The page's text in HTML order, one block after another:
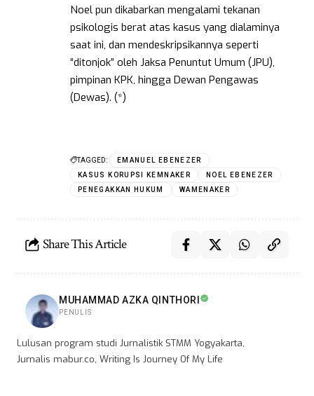
Noel pun dikabarkan mengalami tekanan
psikologis berat atas kasus yang dialaminya
saat ini, dan mendeskripsikannya seperti
“ditonjok” oleh Jaksa Penuntut Umum (JPU),
pimpinan KPK, hingga Dewan Pengawas
(Dewas). (*)
TAGGED:
EMANUEL EBENEZER
KASUS KORUPSI KEMNAKER
NOEL EBENEZER
PENEGAKKAN HUKUM
WAMENAKER
Share This Article
MUHAMMAD AZKA QINTHORI
PENULIS
Lulusan program studi Jurnalistik STMM Yogyakarta,
Jurnalis mabur.co, Writing Is Journey Of My Life